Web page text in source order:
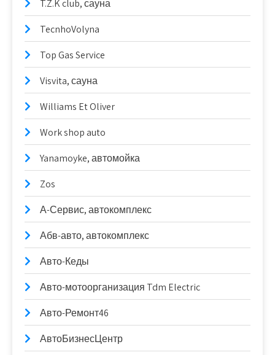
T.Z.K club, сауна
TecnhoVolyna
Top Gas Service
Visvita, сауна
Williams Et Oliver
Work shop auto
Yanamoyke, автомойка
Zos
А-Сервис, автокомплекс
Абв-авто, автокомплекс
Авто-Кеды
Авто-мотоорганизация Tdm Electric
Авто-Ремонт46
АвтоБизнесЦентр